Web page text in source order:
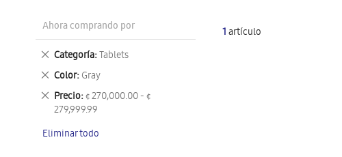
1artículo
Ahora comprando por
Categoría Tablets
Eliminar
este
artículo
Color Gray
Eliminar
este
artículo
Precio ¢ 270,000.00 - ¢
279,999.99
Eliminar
este
Eliminar todo